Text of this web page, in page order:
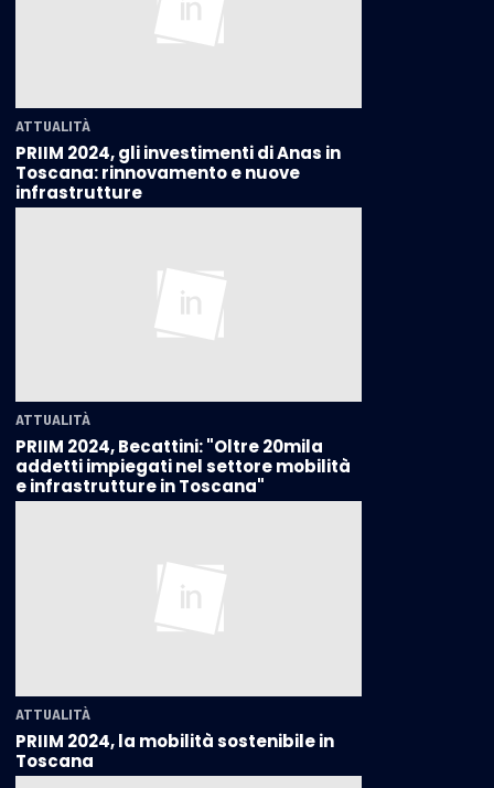
ATTUALITÀ
PRIIM 2024, gli investimenti di Anas in
Toscana: rinnovamento e nuove
infrastrutture
ATTUALITÀ
PRIIM 2024, Becattini: "Oltre 20mila
addetti impiegati nel settore mobilità
e infrastrutture in Toscana"
ATTUALITÀ
PRIIM 2024, la mobilità sostenibile in
Toscana